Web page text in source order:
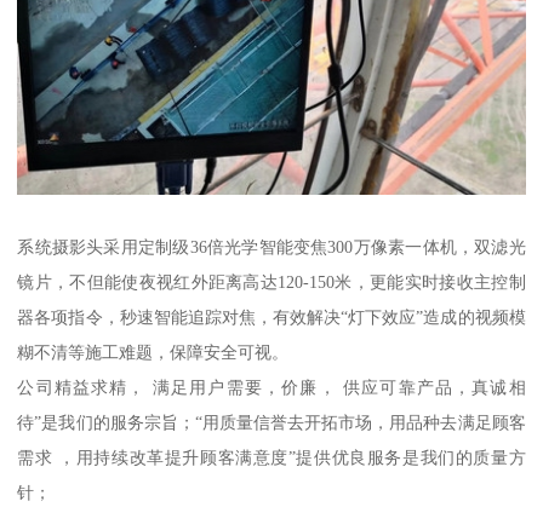
系统摄影头采用定制级36倍光学智能变焦300万像素一体机，双滤光
镜片，不但能使夜视红外距离高达120-150米，更能实时接收主控制
器各项指令，秒速智能追踪对焦，有效解决“灯下效应”造成的视频模
糊不清等施工难题，保障安全可视。
公司精益求精， 满足用户需要，价廉， 供应可靠产品，真诚相
待”是我们的服务宗旨；“用质量信誉去开拓市场，用品种去满足顾客
需求 ，用持续改革提升顾客满意度”提供优良服务是我们的质量方
针；